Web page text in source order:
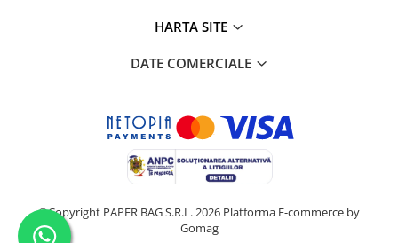
HARTA SITE
DATE COMERCIALE
©Copyright PAPER BAG S.R.L. 2026 Platforma E-commerce by
Gomag